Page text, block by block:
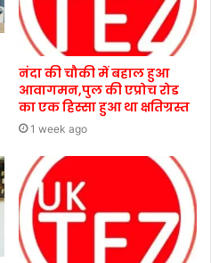
नंदा की चौकी में बहाल हुआ
आवागमन,पुल की एप्रोच रोड
का एक हिस्सा हुआ था क्षतिग्रस्त
1 week ago